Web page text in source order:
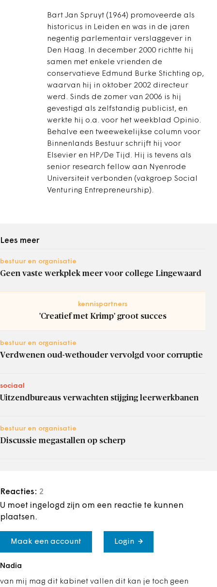
Bart Jan Spruyt (1964) promoveerde als
historicus in Leiden en was in de jaren
negentig parlementair verslaggever in
Den Haag. In december 2000 richtte hij
samen met enkele vrienden de
conservatieve Edmund Burke Stichting op,
waarvan hij in oktober 2002 directeur
werd. Sinds de zomer van 2006 is hij
gevestigd als zelfstandig publicist, en
werkte hij o.a. voor het weekblad Opinio.
Behalve een tweewekelijkse column voor
Binnenlands Bestuur schrijft hij voor
Elsevier en HP/De Tijd. Hij is tevens als
senior research fellow aan Nyenrode
Universiteit verbonden (vakgroep Social
Venturing Entrepreneurship).
Lees meer
bestuur en organisatie
Geen vaste werkplek meer voor college Lingewaard
kennispartners
'Creatief met Krimp' groot succes
bestuur en organisatie
Verdwenen oud-wethouder vervolgd voor corruptie
sociaal
Uitzendbureaus verwachten stijging leerwerkbanen
bestuur en organisatie
Discussie megastallen op scherp
Reacties: 2
U moet ingelogd zijn om een reactie te kunnen
plaatsen.
Maak een account Login
Nadia
van mij mag dit kabinet vallen dit kan je toch geen